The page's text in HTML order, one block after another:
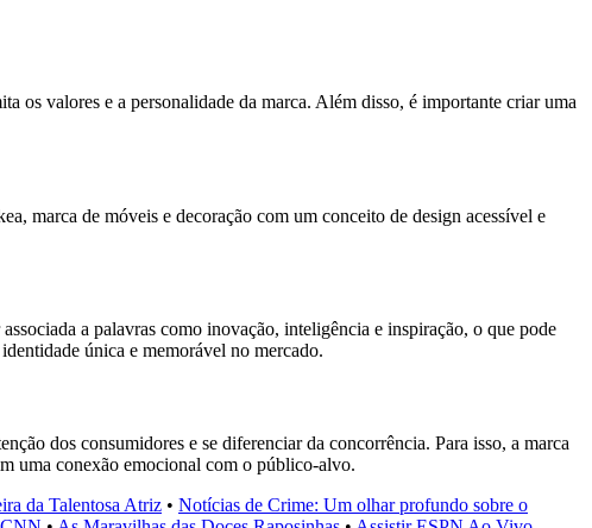
os valores e a personalidade da marca. Além disso, é importante criar uma
marca de móveis e decoração com um conceito de design acessível e
a palavras como inovação, inteligência e inspiração, o que pode
única e memorável no mercado.
dos consumidores e se diferenciar da concorrência. Para isso, a marca
uma conexão emocional com o público-alvo.
da Talentosa Atriz • Notícias de Crime: Um olhar profundo sobre o